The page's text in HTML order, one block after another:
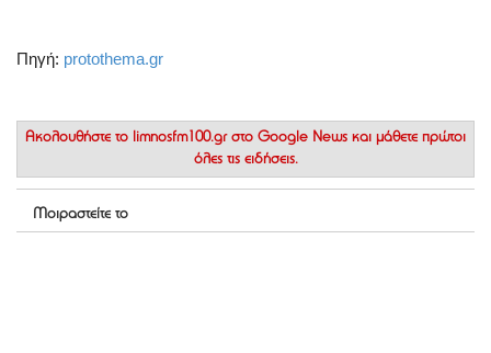
Πηγή: protothema.gr
Ακολουθήστε το limnosfm100.gr στο Google News και μάθετε πρώτοι
όλες τις ειδήσεις.
Μοιραστείτε το